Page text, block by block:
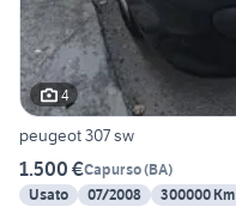
4
peugeot 307 sw
1.500 €Capurso(BA)
Usato
07/2008 300000 Km